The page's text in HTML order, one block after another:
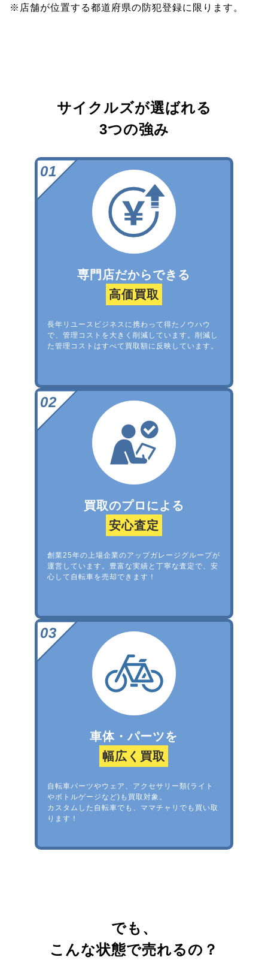
※店舗が位置する都道府県の防犯登録に限ります。
サイクルズが選ばれる
3つの強み
専門店だからできる
高価買取
長年リユースビジネスに携わって得たノウハウ
で、管理コストを大きく削減しています。削減し
た管理コストはすべて買取額に反映しています。
買取のプロによる
安心査定
創業25年の上場企業のアップガレージグループが
運営しています。豊富な実績と丁寧な査定で、安
心して自転車を売却できます！
車体・パーツを
幅広く買取
自転車パーツやウェア、アクセサリー類(ライト
やボトルゲージなど)も買取対象。
カスタムした自転車でも、ママチャリでも買い取
ります！
でも、
こんな状態で売れるの？